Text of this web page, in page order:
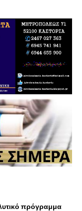
πρόγραμμα